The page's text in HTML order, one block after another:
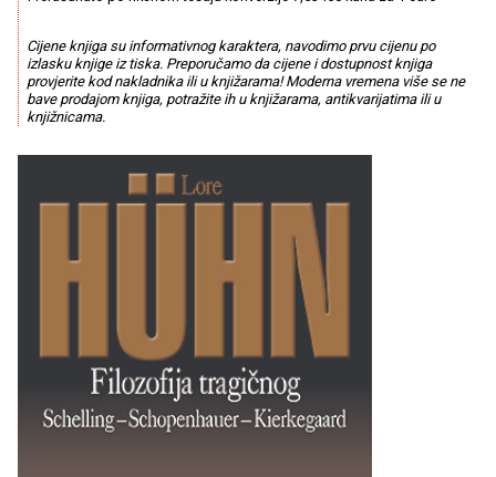
Cijene knjiga su informativnog karaktera, navodimo prvu cijenu po
izlasku knjige iz tiska. Preporučamo da cijene i dostupnost knjiga
provjerite kod nakladnika ili u knjižarama! Moderna vremena više se ne
bave prodajom knjiga, potražite ih u knjižarama, antikvarijatima ili u
knjižnicama.